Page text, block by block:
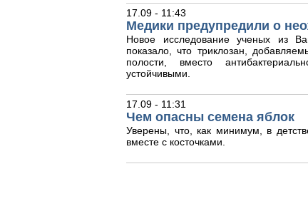
17.09 - 11:43
Медики предупредили о
Новое исследование ученых из
показало, что триклозан,
полости, вместо
устойчивыми.
17.09 - 11:31
Чем опасны семена яблок
Уверены, что, как минимум, в
вместе с косточками.